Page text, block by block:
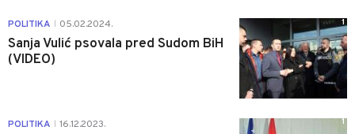
POLITIKA 05.02.2024.
Sanja Vulić psovala pred Sudom BiH
(VIDEO)
1
POLITIKA 16.12.2023. 1